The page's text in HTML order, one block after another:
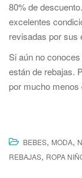
80% de
excelentes
revisadas por sus
Si aún no conoces
están de rebajas.
por mucho menos
BEBES, MODA,
REBAJAS, ROPA